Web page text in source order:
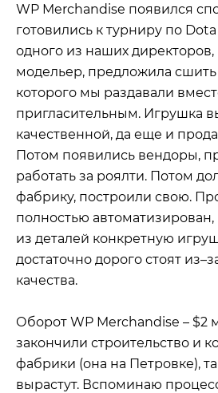
WP Merchandise появился
готовились к турниру по
одного из наших
модельер, предложила сшить
которого мы раздавали
пригласительным. Игрушка
качественной, да еще и
Потом появились вендоры,
работать за роялти. Потом
фабрику, построили свою.
полностью
из деталей конкретную
достаточно дорого стоят
качества.
Оборот WP Merchandise – $2
закончили строительство и
фабрики (она на Петровке),
вырастут. Вспоминаю